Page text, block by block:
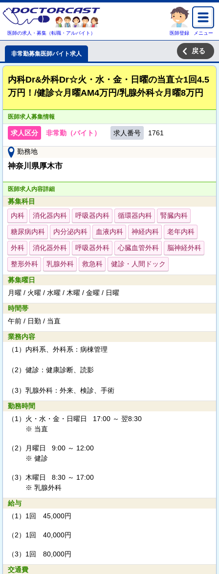
医師の求人・募集（転職・アルバイト） 医師登録 メニュー
非常勤募集医師バイト求人 戻る
内科Dr&外科Dr☆火・水・金・日曜の当直☆1回4.5
万円！/健診☆月曜AM4万円/乳腺外科☆月曜8万円
医師求人募集情報
求人区分 非常勤（バイト） 求人番号 1761
勤務地
神奈川県厚木市
医師求人内容詳細
募集科目
内科
消化器内科 呼吸器内科 循環器内科 腎臓内科
糖尿病内科 内分泌内科 血液内科 神経内科 老年内科
外科 消化器外科 呼吸器外科 心臓血管外科 脳神経外科
整形外科 乳腺外科 救急科 健診・人間ドック
募集曜日
月曜 / 火曜 / 水曜 / 木曜 / 金曜 / 日曜
時間帯
午前 / 日勤 / 当直
業務内容
（1）内科系、外科系：病棟管理
（2）健診：健康診断、読影
（3）乳腺外科：外来、検診、手術
勤務時間
（1） 火・水・金・日曜日 17:00 ～ 翌8:30
※ 当直
（2）
月曜日 9:00 ～ 12:00
※ 健診
（3） 木曜日 8:30 ～ 17:00
※ 乳腺外科
給与
（1） 1回 45,000円
（2） 1回 40,000円
（3） 1回 80,000円
交通費